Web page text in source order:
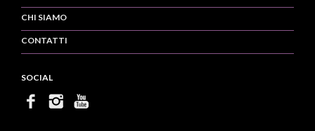
CHI SIAMO
CONTATTI
SOCIAL